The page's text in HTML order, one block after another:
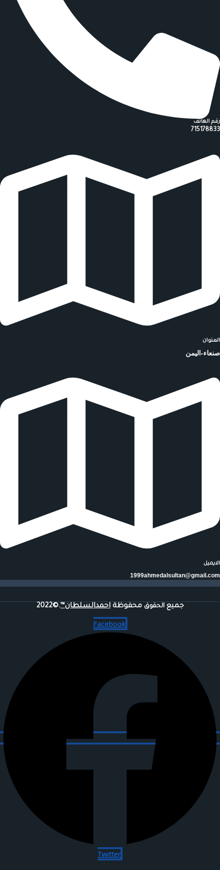
رقم الهاتف
715178833
العنوان
صنعاء-اليمن
الايميل
1999ahmedalsultan@gmail.com
جميع الحقوق محفوظة احمدالسلطان™.©2022
Facebook
Twitter